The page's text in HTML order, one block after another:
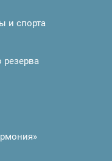
и спорта